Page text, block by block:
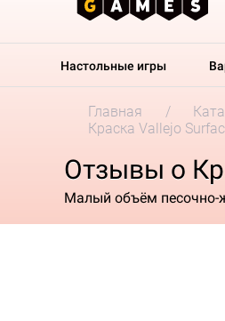
Настольные игры
Главная
Краска Vallejo
Отзывы о
Малый объём песочно-